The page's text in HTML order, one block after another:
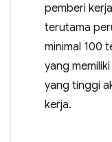
pemberi
terutama
minimal 100
yang
yang tinggi
kerja.